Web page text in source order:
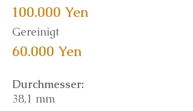
100.000 Yen
Gereinigt
60.000 Yen
Durchmesser:
38,1 mm